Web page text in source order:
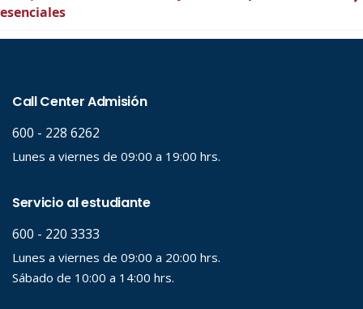
esenciales